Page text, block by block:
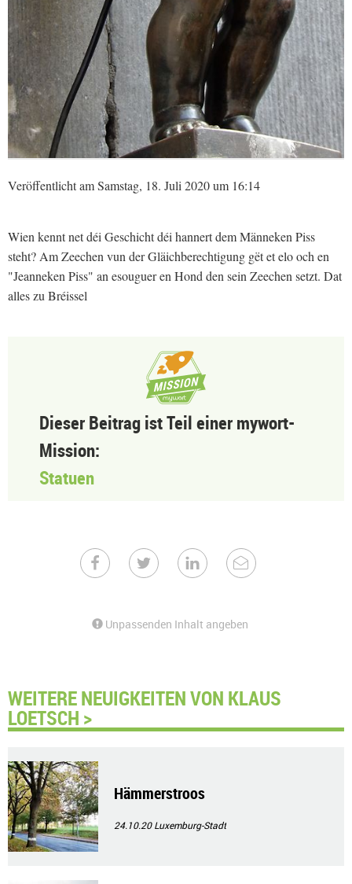
Veröffentlicht am Samstag, 18. Juli 2020 um 16:14
Wien kennt net déi Geschicht déi hannert dem Männeken Piss
steht? Am Zeechen vun der Gläichberechtigung gët et elo och en
"Jeanneken Piss" an esouguer en Hond den sein Zeechen setzt. Dat
alles zu Bréissel
Dieser Beitrag ist Teil einer mywort-
Mission:
Statuen
Unpassenden Inhalt angeben
WEITERE NEUIGKEITEN VON KLAUS
LOETSCH >
Hämmerstroos
24.10.20Luxemburg-Stadt